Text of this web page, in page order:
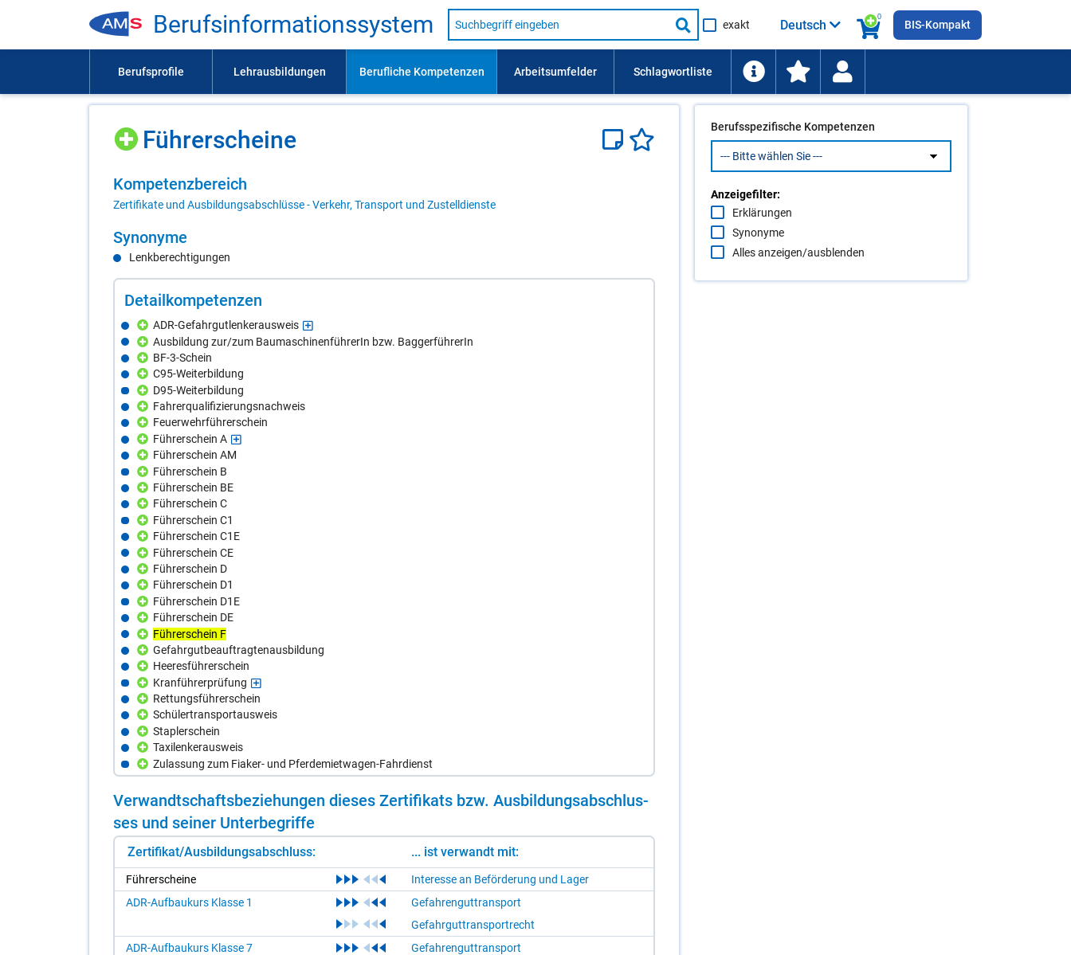
Be­rufs­in­for­ma­ti­ons­sys­tem
Suche
nach
Lehrausbildung,
usw.
Suche
starten
exakt
0
Deutsch BIS-Kompakt
Füh­rer­schei­ne
Kom­pe­tenz­be­reich
Zertifikate und Ausbildungsabschlüsse - Verkehr, Transport und Zustelldienste
Syn­ony­me
Lenkberechtigungen
De­tail­kom­pe­ten­zen
ADR-Gefahrgutlenkerausweis
Ausbildung zur/zum BaumaschinenführerIn bzw. BaggerführerIn
BF-3-Schein
C95-Weiterbildung
D95-Weiterbildung
Fahrerqualifizierungsnachweis
Feuerwehrführerschein
Führerschein A
Führerschein AM
Führerschein B
Führerschein BE
Führerschein C
Führerschein C1
Führerschein C1E
Führerschein CE
Führerschein D
Führerschein D1
Führerschein D1E
Führerschein DE
Führerschein F
Gefahrgutbeauftragtenausbildung
Heeresführerschein
Kranführerprüfung
Rettungsführerschein
Schülertransportausweis
Staplerschein
Taxilenkerausweis
Zulassung zum Fiaker- und Pferdemietwagen-Fahrdienst
Ver­wandt­schafts­be­zie­hun­gen die­ses Zer­ti­fi­kats bzw. Aus­bil­dungs­ab­schlus­
ses und sei­ner Un­ter­be­grif­fe
Zertifikat/Ausbildungsabschluss: ... ist verwandt mit:
Füh­rer­schei­ne
Interesse an Beförderung und Lager
ADR-Aufbaukurs Klasse 1
Gefahrenguttransport
Gefahrguttransportrecht
ADR-Aufbaukurs Klasse 7
Gefahrenguttransport
Berufsspezifische Kompetenzen
Anzeigefilter:
Erklärungen
Synonyme
Alles anzeigen/ausblenden